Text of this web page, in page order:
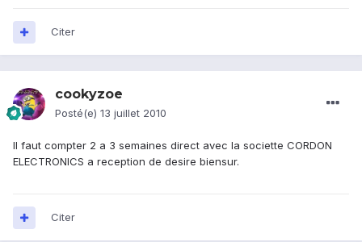
Citer
cookyzoe
Posté(e) 13 juillet 2010
Il faut compter 2 a 3 semaines direct avec la societte CORDON
ELECTRONICS a reception de desire biensur.
Citer